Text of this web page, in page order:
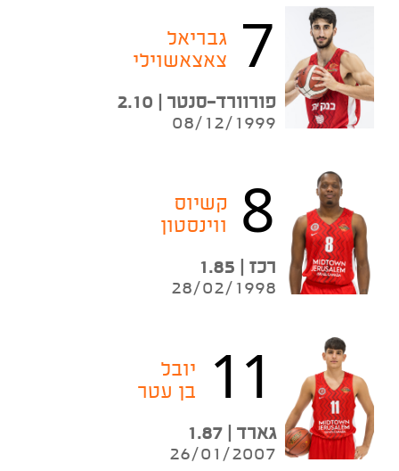
7
גבריאל
צאצאשוילי
פורוורד-סנטר | 2.10
08/12/1999
8
קשיוס
ווינסטון
רכז | 1.85
28/02/1998
11
יובל
בן עטר
גארד | 1.87
26/01/2007